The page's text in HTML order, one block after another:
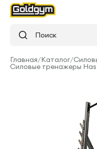
Поиск
Главная/Каталог/
Силовые тренажеры